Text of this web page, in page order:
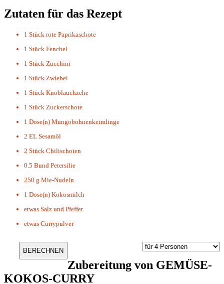
Zutaten für das Rezept
1 Stück rote Paprikaschote
1 Stück Fenchel
1 Stück Zucchini
1 Stück Zwiebel
1 Stück Knoblauchzehe
1 Stück Zuckerschote
1 Dose(n) Mungobohnenkeimlinge
2 EL Sesamöl
2 Stück Chilischoten
0.5 Bund Petersilie
250 g Mie-Nudeln
1 Dose(n) Kokosmilch
etwas Salz und Pfeffer
etwas Currypulver
Zubereitung von GEMÜSE-
KOKOS-CURRY